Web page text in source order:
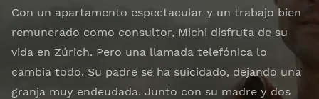
Con un apartamento espectacular y un trabajo bien
remunerado como consultor, Michi disfruta de su
vida en Zúrich. Pero una llamada telefónica lo
cambia todo. Su padre se ha suicidado, dejando una
granja muy endeudada. Junto con su madre y dos